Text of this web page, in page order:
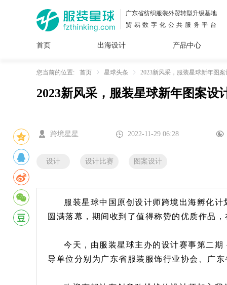
广东省纺织服装外贸转型升级基地
贸易数字化公共服务平台
首页 出海设计
面料
花型
插画
图案
服装
设计
产品中心
女装
内衣
男装
运动
服
童装
牛仔
服装
您当前的位置: 首页 星球头条 2023新风采，服装星球新年图
2023新风采，服装星球新年图案设
跨境星星 2022-11-29 06:28
设计 设计比赛 图案设计
服装星球中国原创设计师跨境出海孵化计
圆满落幕，期间收到了值得称赞的优质作品
今天，由服装星球主办的设计赛事第二
导单位分别为广东省服装服饰行业协会、广